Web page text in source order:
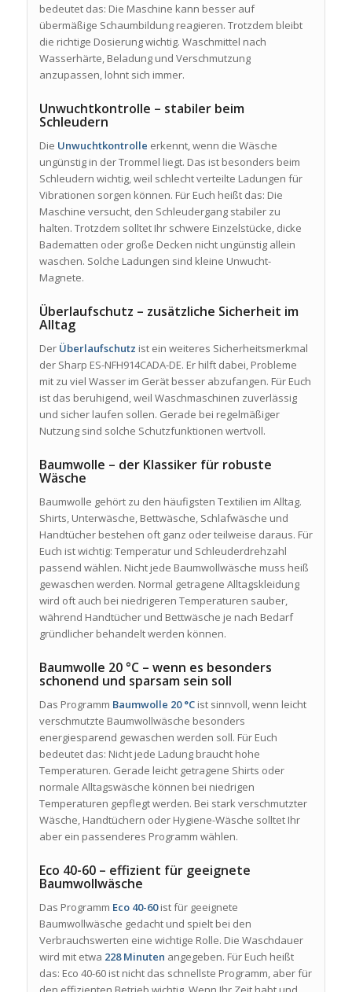
bedeutet das: Die Maschine kann besser auf
übermäßige Schaumbildung reagieren. Trotzdem bleibt
die richtige Dosierung wichtig. Waschmittel nach
Wasserhärte, Beladung und Verschmutzung
anzupassen, lohnt sich immer.
Unwuchtkontrolle – stabiler beim
Schleudern
Die Unwuchtkontrolle erkennt, wenn die Wäsche
ungünstig in der Trommel liegt. Das ist besonders beim
Schleudern wichtig, weil schlecht verteilte Ladungen für
Vibrationen sorgen können. Für Euch heißt das: Die
Maschine versucht, den Schleudergang stabiler zu
halten. Trotzdem solltet Ihr schwere Einzelstücke, dicke
Badematten oder große Decken nicht ungünstig allein
waschen. Solche Ladungen sind kleine Unwucht-
Magnete.
Überlaufschutz – zusätzliche Sicherheit im
Alltag
Der Überlaufschutz ist ein weiteres Sicherheitsmerkmal
der Sharp ES-NFH914CADA-DE. Er hilft dabei, Probleme
mit zu viel Wasser im Gerät besser abzufangen. Für Euch
ist das beruhigend, weil Waschmaschinen zuverlässig
und sicher laufen sollen. Gerade bei regelmäßiger
Nutzung sind solche Schutzfunktionen wertvoll.
Baumwolle – der Klassiker für robuste
Wäsche
Baumwolle gehört zu den häufigsten Textilien im Alltag.
Shirts, Unterwäsche, Bettwäsche, Schlafwäsche und
Handtücher bestehen oft ganz oder teilweise daraus. Für
Euch ist wichtig: Temperatur und Schleuderdrehzahl
passend wählen. Nicht jede Baumwollwäsche muss heiß
gewaschen werden. Normal getragene Alltagskleidung
wird oft auch bei niedrigeren Temperaturen sauber,
während Handtücher und Bettwäsche je nach Bedarf
gründlicher behandelt werden können.
Baumwolle 20 °C – wenn es besonders
schonend und sparsam sein soll
Das Programm Baumwolle 20 °Cist sinnvoll, wenn leicht
verschmutzte Baumwollwäsche besonders
energiesparend gewaschen werden soll. Für Euch
bedeutet das: Nicht jede Ladung braucht hohe
Temperaturen. Gerade leicht getragene Shirts oder
normale Alltagswäsche können bei niedrigen
Temperaturen gepflegt werden. Bei stark verschmutzter
Wäsche, Handtüchern oder Hygiene-Wäsche solltet Ihr
aber ein passenderes Programm wählen.
Eco 40-60 – effizient für geeignete
Baumwollwäsche
Das Programm Eco 40-60ist für geeignete
Baumwollwäsche gedacht und spielt bei den
Verbrauchswerten eine wichtige Rolle. Die Waschdauer
wird mit etwa 228 Minuten angegeben. Für Euch heißt
das: Eco 40-60 ist nicht das schnellste Programm, aber für